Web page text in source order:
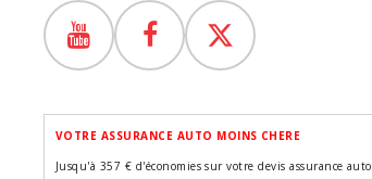
VOTRE ASSURANCE AUTO MOINS CHERE
Jusqu'à 357 € d'économies sur votre devis assurance auto